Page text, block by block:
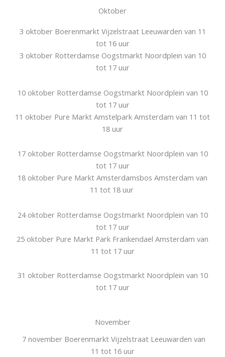
Oktober
3 oktober Boerenmarkt Vijzelstraat Leeuwarden van 11
tot 16 uur
3 oktober Rotterdamse Oogstmarkt Noordplein van 10
tot 17 uur
10 oktober Rotterdamse Oogstmarkt Noordplein van 10
tot 17 uur
11 oktober Pure Markt Amstelpark Amsterdam van 11 tot
18 uur
17 oktober Rotterdamse Oogstmarkt Noordplein van 10
tot 17 uur
18 oktober Pure Markt Amsterdamsbos Amsterdam van
11 tot 18 uur
24 oktober Rotterdamse Oogstmarkt Noordplein van 10
tot 17 uur
25 oktober Pure Markt Park Frankendael Amsterdam van
11 tot 17 uur
31 oktober Rotterdamse Oogstmarkt Noordplein van 10
tot 17 uur
November
7 november Boerenmarkt Vijzelstraat Leeuwarden van
11 tot 16 uur